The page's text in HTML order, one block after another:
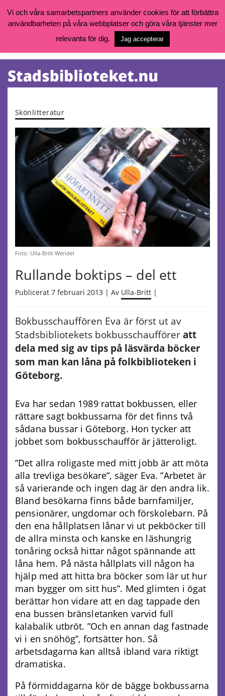
Vill du söka böcker, logga in på ditt bibliotekskonto eller nå övriga
goteborg.se/bibliotek
Öppettider, katalog och kontakt
Tjänster
Skönlitteratur
Foto: Ulla-Britt Wendel
Rullande boktips – del ett
Publicerat 7 februari 2013 | Av Ulla-Britt
Bokbusschauffören Eva är först ut av
Stadsbibliotekets bokbusschaufföreratt
dela med sig av tips på läsvärda böcker
som man kan låna på folkbiblioteken i
Göteborg.
Eva har sedan 1989 rattat bokbussen, eller
rättare sagt bokbussarna för det finns två
sådana bussar i Göteborg. Hon tycker att
jobbet som bokbusschaufför är jätteroligt.
”Det allra roligaste med mitt jobb är att möta
alla trevliga besökare”, säger Eva. ”Arbetet är
så varierande och ingen dag är den andra lik.
Bland besökarna finns både barnfamiljer,
pensionärer, ungdomar och förskolebarn. På
den ena hållplatsen lånar vi ut pekböcker till
de allra minsta och kanske en läshungrig
tonåring också hittar något spännande att
låna hem. På nästa hållplats vill någon ha
hjälp med att hitta bra böcker som lär ut hur
man bygger om sitt hus”. Med glimten i ögat
berättar hon vidare att en dag tappade den
ena bussen bränsletanken varvid full
kalabalik utbröt. ”Och en annan dag fastnade
vi i en snöhög”, fortsätter hon. Så
arbetsdagarna kan alltså ibland vara riktigt
dramatiska.
På förmiddagarna kör de bägge bokbussarna
Vi och våra samarbetspartners använder cookies för att förbättra
användbarheten på våra webbplatser och göra våra tjänster mer
relevanta för dig.
Jag accepterar